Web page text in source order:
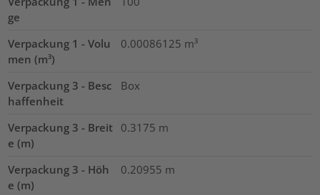
ge
Verpackung 1 - Volu
men (m³)
0.00086125 m³
Verpackung 3 - Besc
haffenheit
Box
Verpackung 3 - Breit
e (m)
0.3175 m
Verpackung 3 - Höh
e (m)
0.20955 m